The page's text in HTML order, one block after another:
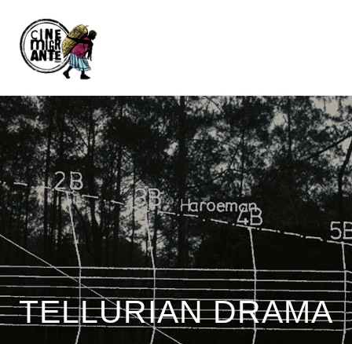
TELLURIAN DRAMA